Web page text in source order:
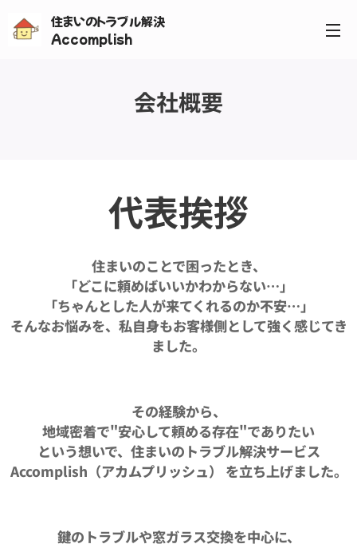
住まいのトラブル解決
Accomplish
会社概要
代表挨拶
住まいのことで困ったとき、
「どこに頼めばいいかわからない…」
「ちゃんとした人が来てくれるのか不安…」
そんなお悩みを、私自身もお客様側として強く感じてき
ました。
その経験から、
地域密着で"安心して頼める存在"でありたい
という想いで、住まいのトラブル解決サービス
Accomplish（アカムプリッシュ） を立ち上げました。
鍵のトラブルや窓ガラス交換を中心に、